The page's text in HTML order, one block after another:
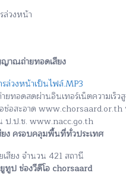
ล่วงหน้า
ญาณถ่ายทอดเสียง
รล่วงหน้าเป็นไฟล์.MP3
ทอดสดผ่านอินเทอร์เน็ตความเร็
ช่อสะอาด
ป.ป.ช. www.nacc.go.th
ยง ครอบคลุมพื้นที่ทั่วประเทศ
เสียง จำนวน 421 สถานี
ทูป ช่องวีดีโอ chorsaard